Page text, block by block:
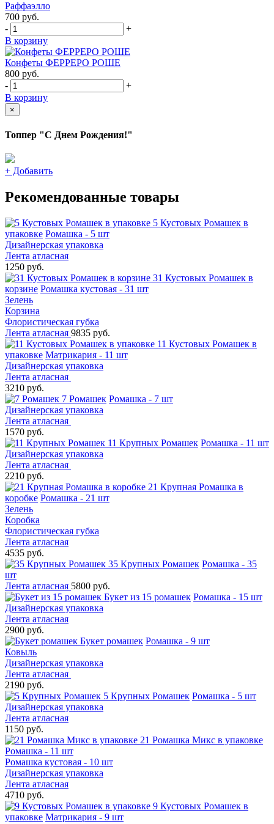
Раффаэлло
700 руб.
-
+
В корзину
Конфеты ФЕРРЕРО РОШЕ
800 руб.
-
+
В корзину
×
Топпер "С Днем Рождения!"
+ Добавить
Рекомендованные товары
5 Кустовых Ромашек в
упаковке Ромашка - 5 шт
Дизайнерская упаковка
Лента атласная
1250 руб.
31 Кустовых Ромашек в
корзине Ромашка кустовая - 31 шт
Зелень
Корзина
Флористическая губка
Лента атласная 9835 руб.
11 Кустовых Ромашек в
упаковке Матрикария - 11 шт
Дизайнерская упаковка
Лента атласная
3210 руб.
7 Ромашек Ромашка - 7 шт
Дизайнерская упаковка
Лента атласная
1570 руб.
11 Крупных Ромашек Ромашка - 11 шт
Дизайнерская упаковка
Лента атласная
2210 руб.
21 Крупная Ромашка в
коробке Ромашка - 21 шт
Зелень
Коробка
Флористическая губка
Лента атласная
4535 руб.
35 Крупных Ромашек Ромашка - 35
шт
Лента атласная 5800 руб.
Букет из 15 ромашек Ромашка - 15 шт
Дизайнерская упаковка
Лента атласная
2900 руб.
Букет ромашек Ромашка - 9 шт
Ковыль
Дизайнерская упаковка
Лента атласная
2190 руб.
5 Крупных Ромашек Ромашка - 5 шт
Дизайнерская упаковка
Лента атласная
1150 руб.
21 Ромашка Микс в упаковке
Ромашка - 11 шт
Ромашка кустовая - 10 шт
Дизайнерская упаковка
Лента атласная
4710 руб.
9 Кустовых Ромашек в
упаковке Матрикария - 9 шт